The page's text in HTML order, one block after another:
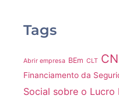
Tags
Abrir empresa BEm CLT
Financiamento da
Social sobre o Lucro